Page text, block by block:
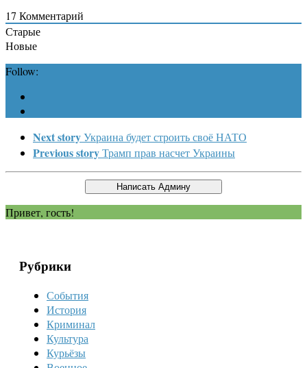
17 Комментарий
Старые
Новые
Follow:
Next storyУкраина будет строить своё НАТО
Previous storyТрамп прав насчет Украины
Привет, гость!
Рубрики
События
История
Криминал
Культура
Курьёзы